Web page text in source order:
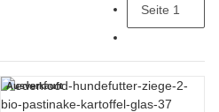
Seite 1
Ausverkauft